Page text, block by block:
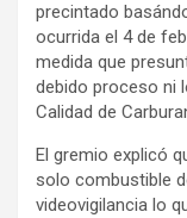
precintado
ocurrida el 4 de
medida que
debido proceso ni
Calidad de
El gremio explicó
solo combustible
videovigilancia lo